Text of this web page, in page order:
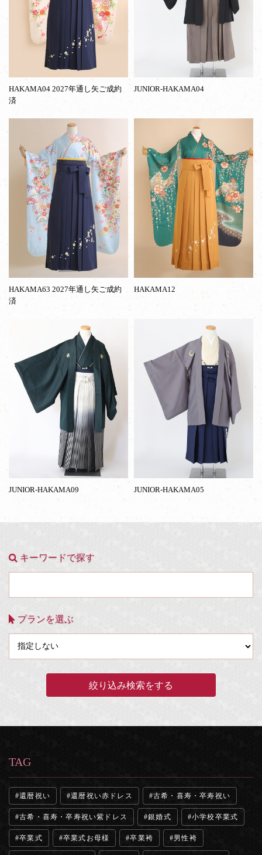
HAKAMA04 2027年通し矢ご成約
済
JUNIOR-HAKAMA04
HAKAMA63 2027年通し矢ご成約
済
HAKAMA12
JUNIOR-HAKAMA09 JUNIOR-HAKAMA05
キーワードで探す
プランを選ぶ
TAG
還暦祝い 還暦祝い赤ドレス 古希・喜寿・卒寿祝い
古希・喜寿・卒寿祝い紫ドレス 銀婚式 小学校卒業式
卒業式 卒業式お母様 卒業袴 男性袴